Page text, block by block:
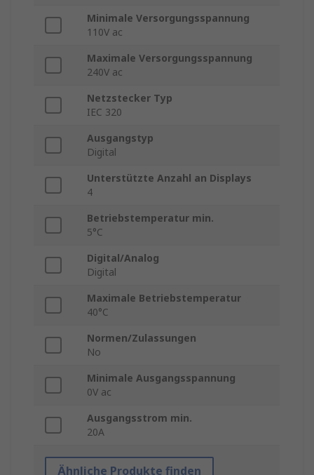
Minimale Versorgungsspannung
110V ac
Maximale Versorgungsspannung
240V ac
Netzstecker Typ
IEC 320
Ausgangstyp
Digital
Unterstützte Anzahl an Displays
4
Betriebstemperatur min.
5°C
Digital/Analog
Digital
Maximale Betriebstemperatur
40°C
Normen/Zulassungen
No
Minimale Ausgangsspannung
0V ac
Ausgangsstrom min.
20A
Ähnliche Produkte finden